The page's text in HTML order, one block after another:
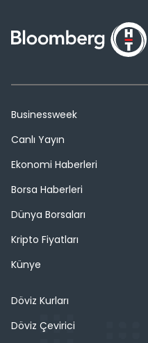
Businessweek
Canlı Yayın
Ekonomi Haberleri
Borsa Haberleri
Dünya Borsaları
Kripto Fiyatları
Künye
Döviz Kurları
Döviz Çevirici